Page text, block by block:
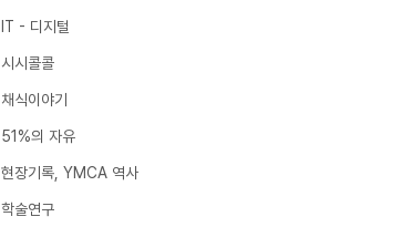
IT - 디지털
시시콜콜
채식이야기
51%의 자유
현장기록, YMCA 역사
학술연구